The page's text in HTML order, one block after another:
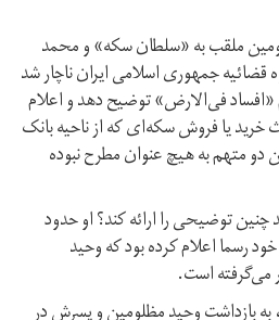
ملقب به «سلطان سکه» و محمد
جمهوری اسلامی ایران ناچار شد
«افساد فی‌الارض» توضیح دهد و اعلام
یا فروش سکه‌ای که از ناحیه بانک
دو متهم به هیچ عنوان مطرح نبوده
توضیحی را ارائه کند؟ او حدود
رسما اعلام کرده بود که وحید
می‌گرفته است.